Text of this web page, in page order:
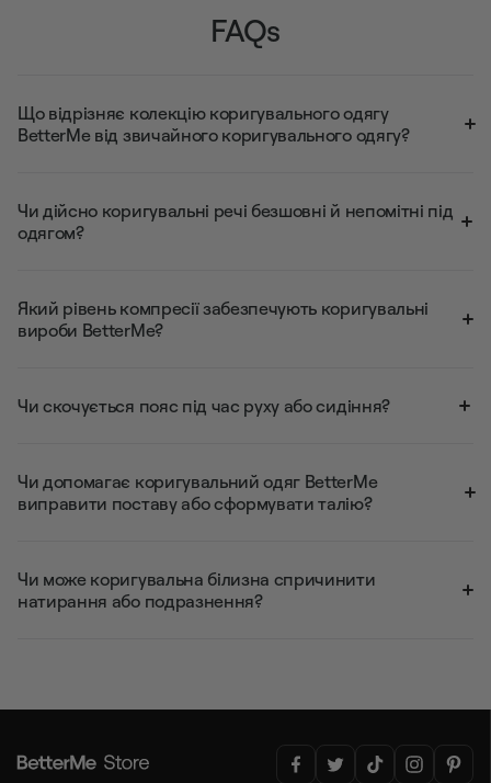
FAQs
Що відрізняє колекцію коригувального одягу
BetterMe від звичайного коригувального одягу?
Чи дійсно коригувальні речі безшовні й непомітні під
одягом?
Який рівень компресії забезпечують коригувальні
вироби BetterMe?
Чи скочується пояс під час руху або сидіння?
Чи допомагає коригувальний одяг BetterMe
виправити поставу або сформувати талію?
Чи може коригувальна білизна спричинити
натирання або подразнення?